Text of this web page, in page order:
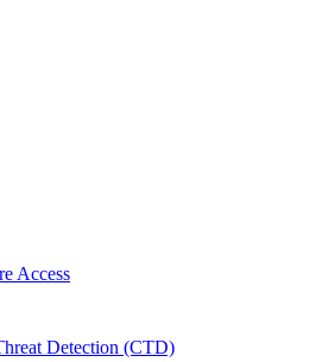
Access
Detection (CTD)